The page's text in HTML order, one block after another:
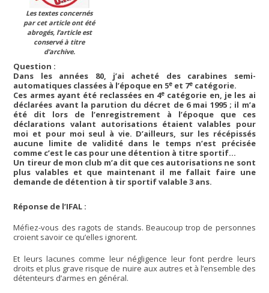
Les textes concernés
par cet article ont été
abrogés, l’article est
conservé à titre
d’archive.
Question :
Dans les années 80, j’ai acheté des carabines semi-
automatiques classées à l’époque en 5e et 7e catégorie.
Ces armes ayant été reclassées en 4e catégorie en, je les ai
déclarées avant la parution du décret de 6 mai 1995 ; il m’a
été dit lors de l’enregistrement à l’époque que ces
déclarations valant autorisations étaient valables pour
moi et pour moi seul à vie. D’ailleurs, sur les récépissés
aucune limite de validité dans le temps n’est précisée
comme c’est le cas pour une détention à titre sportif…
Un tireur de mon club m’a dit que ces autorisations ne sont
plus valables et que maintenant il me fallait faire une
demande de détention à tir sportif valable 3 ans.
Réponse de l’IFAL :
Méfiez-vous des ragots de stands. Beaucoup trop de personnes
croient savoir ce qu’elles ignorent.
Et leurs lacunes comme leur négligence leur font perdre leurs
droits et plus grave risque de nuire aux autres et à l’ensemble des
détenteurs d’armes en général.